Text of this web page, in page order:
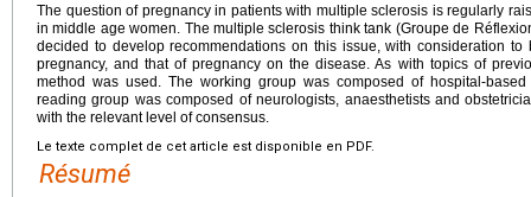
The question of pregnancy in patients with multiple sclerosis is regularly
in middle age women. The multiple sclerosis think tank (Groupe de
decided to develop recommendations on this issue, with consideration
pregnancy, and that of pregnancy on the disease. As with topics of
method was used. The working group was composed of hospital-
reading group was composed of neurologists, anaesthetists and
with the relevant level of consensus.
Le texte complet de cet article est disponible en PDF.
Résumé